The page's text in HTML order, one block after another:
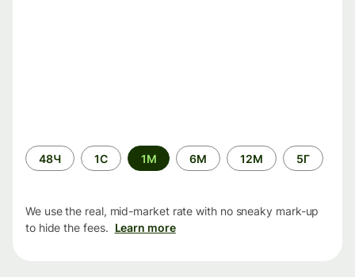
Time
period
48Ч 1С 1М 6М 12М 5Г
We use the real, mid-market rate with no sneaky mark-up
to hide the fees. Learn more